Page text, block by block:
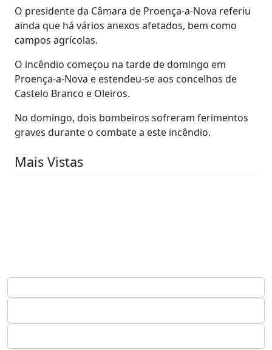
O presidente da Câmara de Proença-a-Nova referiu
ainda que há vários anexos afetados, bem como
campos agrícolas.
O incêndio começou na tarde de domingo em
Proença-a-Nova e estendeu-se aos concelhos de
Castelo Branco e Oleiros.
No domingo, dois bombeiros sofreram ferimentos
graves durante o combate a este incêndio.
Mais Vistas